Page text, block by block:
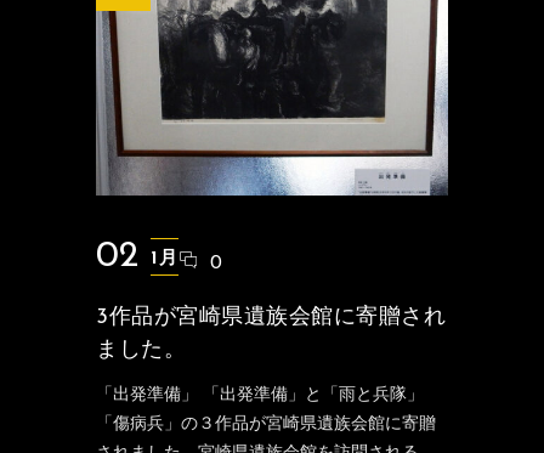
02 1月 0
3作品が宮崎県遺族会館に寄贈され
ました。
「出発準備」 「出発準備」と「雨と兵隊」
「傷病兵」の３作品が宮崎県遺族会館に寄贈